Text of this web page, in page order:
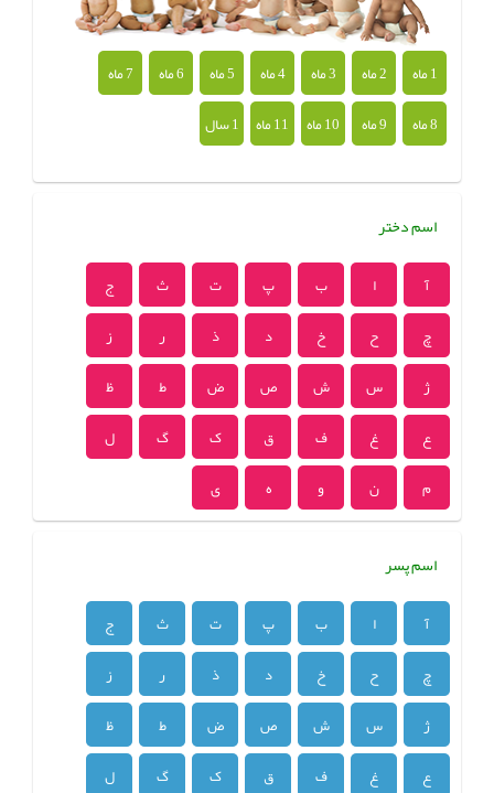
1 ماه 2 ماه 3 ماه 4 ماه 5 ماه 6 ماه
7 ماه
8 ماه
9 ماه 10 ماه 11 ماه 1 سال
اسم دختر
آ ا ب پ ت ث
ج
چ
ح خ د ذ ر
ز
ژ
س ش ص ض ط
ظ
ع
غ ف ق ک گ
ل
م
ن و ه ی
اسم پسر
آ ا ب پ ت ث
ج
چ
ح خ د ذ ر
ز
ژ
س ش ص ض ط
ظ
ع
غ ف ق ک گ
ل